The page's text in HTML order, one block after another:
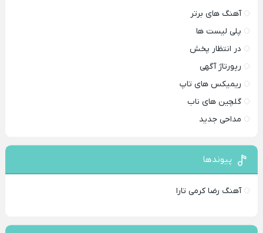
آهنگ های برتر
پلی لیست ها
در انتظار پخش
رپورتاژ آگهی
ریمیکس های تاپ
گلچین های ناب
مداحی جدید
پیوندها
آهنگ رضا کرمی تارا